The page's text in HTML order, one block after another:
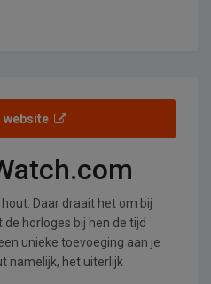
website
Daar draait het om bij
horloges bij hen de tijd
unieke toevoeging aan je
namelijk, het uiterlijk